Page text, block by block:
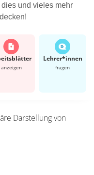
und vieles mehr
anzeigen
Lehrer*​innen
fragen
Darstellung von